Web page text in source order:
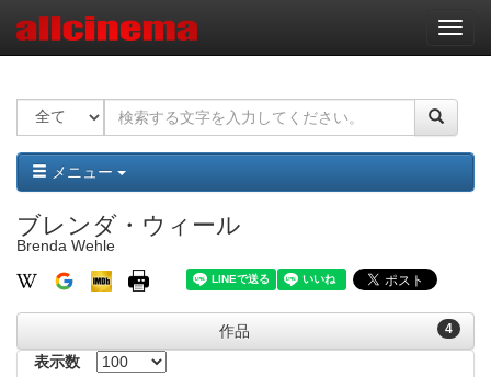
ナ
ビ
ー
ョ
ン
メニュー
ブレンダ・ウィール
Brenda Wehle
4
作品
表示数